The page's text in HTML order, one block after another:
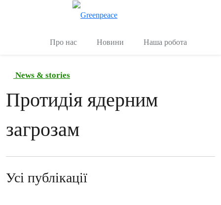
Про нас Новини Наша робота
News & stories
Протидія ядерним
загрозам
Усі публікації